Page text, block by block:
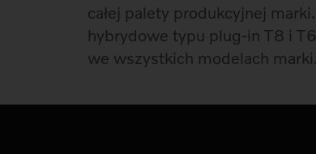
całej palety produkcyjnej
hybrydowe typu plug-in T8 i
we wszystkich modelach marki.